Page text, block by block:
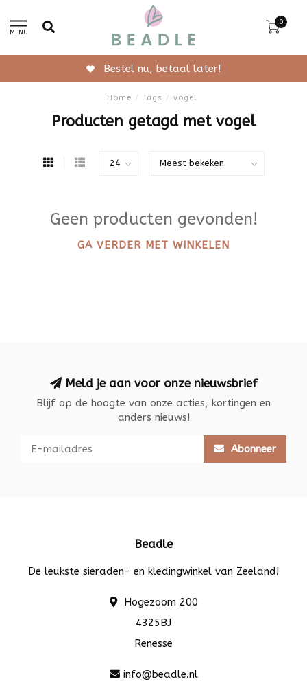
MENU
0
Bestel nu, betaal later!
Home / Tags / vogel
Producten getagd met vogel
Geen producten gevonden!
GA VERDER MET WINKELEN
Meld je aan voor onze nieuwsbrief
Blijf op de hoogte van onze acties, kortingen en
anders nieuws!
Abonneer
Beadle
De leukste sieraden- en kledingwinkel van Zeeland!
Hogezoom 200
4325BJ
Renesse
info@beadle.nl